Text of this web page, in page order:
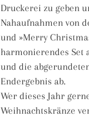
Druckerei zu geben
Nahaufnahmen von
und »Merry
harmonierendes Set
und die
Endergebnis ab.
Wer dieses Jahr
Weihnachtskränze